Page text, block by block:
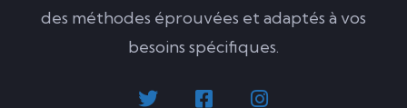
des méthodes éprouvées et adaptés à vos
besoins spécifiques.